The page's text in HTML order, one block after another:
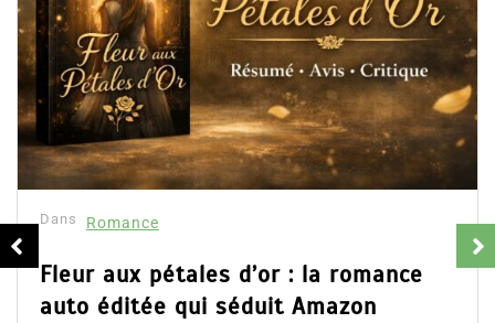
d’or : la romance
Amazon
Dans Romance
Collector Dear
résumé et avis
Partager, merci
ainsi que l’accès